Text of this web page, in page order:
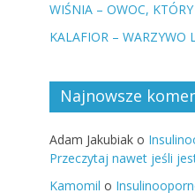
WIŚNIA – OWOC,
KALAFIOR – WARZYWO
Najnowsze
Adam Jakubiak o
Przeczytaj nawet jeśli
Kamomil o